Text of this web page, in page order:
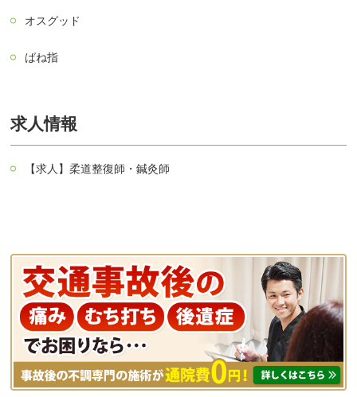
オスグッド
ばね指
求人情報
【求人】柔道整復師・鍼灸師